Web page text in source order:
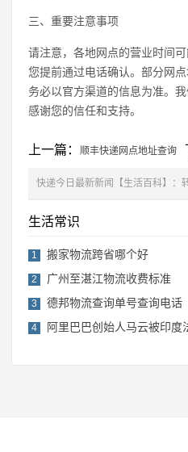
三、重要注意事项
请注意，各地网点的营业时间
您提前通过电话确认。部分网
务必以官方渠道的信息为准。
感谢您的信任和支持。
上一篇： 顺丰快递网点地址查询
快递今日最新新闻【生活百科】：
生活常识
1 搬家物流跨省哪个好
2 广州至湛江物流收费标准
3 德邦物流查询单号查询电话
4 阿里巴巴创始人马云被印度